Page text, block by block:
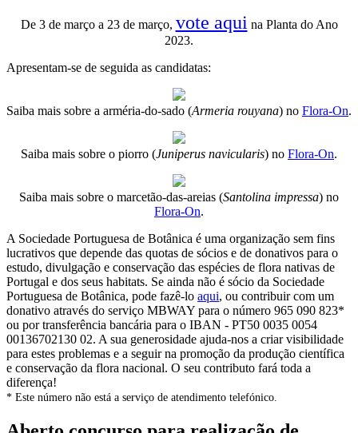
De 3 de março a 23 de março, vote aquina Planta do Ano
2023.
Apresentam-se de seguida as candidatas:
Saiba mais sobre a arméria-do-sado (Armeria rouyana) no Flora-On.
Saiba mais sobre o piorro (Juniperus navicularis) no Flora-On.
Saiba mais sobre o marcetão-das-areias (Santolina impressa) no
Flora-On.
A Sociedade Portuguesa de Botânica é uma organização sem fins
lucrativos que depende das quotas de sócios e de donativos para o
estudo, divulgação e conservação das espécies de flora nativas de
Portugal e dos seus habitats. Se ainda não é sócio da Sociedade
Portuguesa de Botânica, pode fazê-lo aqui, ou contribuir com um
donativo através do serviço MBWAY para o número 965 090 823*
ou por transferência bancária para o IBAN - PT50 0035 0054
00136702130 02. A sua generosidade ajuda-nos a criar visibilidade
para estes problemas e a seguir na promoção da produção científica
e conservação da flora nacional. O seu contributo fará toda a
diferença!
* Este número não está a serviço de atendimento telefónico.